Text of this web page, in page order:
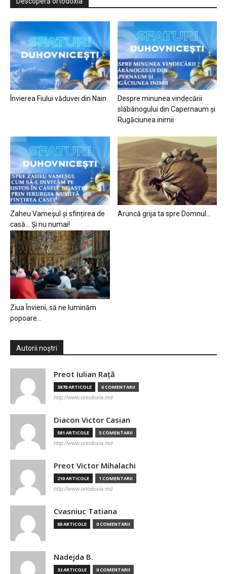
Învierea Fiului văduvei din Nain
Despre minunea vindecării
slăbănogului din Capernaum și
Rugăciunea inimii
Zaheu Vameșul și sfințirea de
casă… Și nu numai!
Aruncă grija ta spre Domnul…
Ziua Învierii, să ne luminăm
popoare…
Autorii noștri
Preot Iulian Raţă
3878 ARTICOLE 6 COMENTARII
http://www.ortodoxia.md
Diacon Victor Casian
581 ARTICOLE 5 COMENTARII
http://www.ortodoxia.md
Preot Victor Mihalachi
210 ARTICOLE 1 COMENTARII
http://www.ortodoxia.md
Cvasniuc Tatiana
88 ARTICOLE 0 COMENTARII
Nadejda B.
32 ARTICOLE 0 COMENTARII